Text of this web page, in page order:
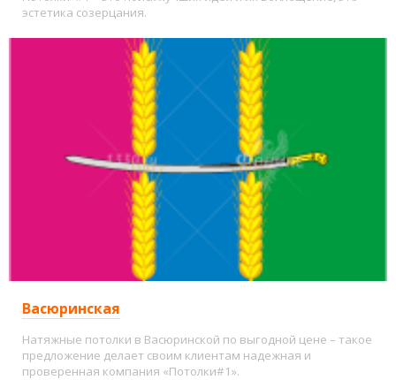
эстетика созерцания.
Васюринская
Натяжные потолки в Васюринской по выгодной цене – такое
предложение делает своим клиентам надежная и
проверенная компания «Потолки#1».